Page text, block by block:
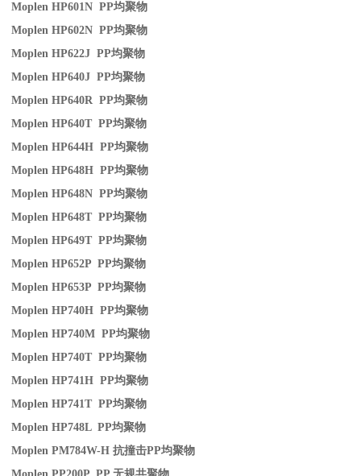
Moplen HP601N PP均聚物
Moplen HP602N PP均聚物
Moplen HP622J PP均聚物
Moplen HP640J PP均聚物
Moplen HP640R PP均聚物
Moplen HP640T PP均聚物
Moplen HP644H PP均聚物
Moplen HP648H PP均聚物
Moplen HP648N PP均聚物
Moplen HP648T PP均聚物
Moplen HP649T PP均聚物
Moplen HP652P PP均聚物
Moplen HP653P PP均聚物
Moplen HP740H PP均聚物
Moplen HP740M PP均聚物
Moplen HP740T PP均聚物
Moplen HP741H PP均聚物
Moplen HP741T PP均聚物
Moplen HP748L PP均聚物
Moplen PM784W-H抗撞击PP均聚物